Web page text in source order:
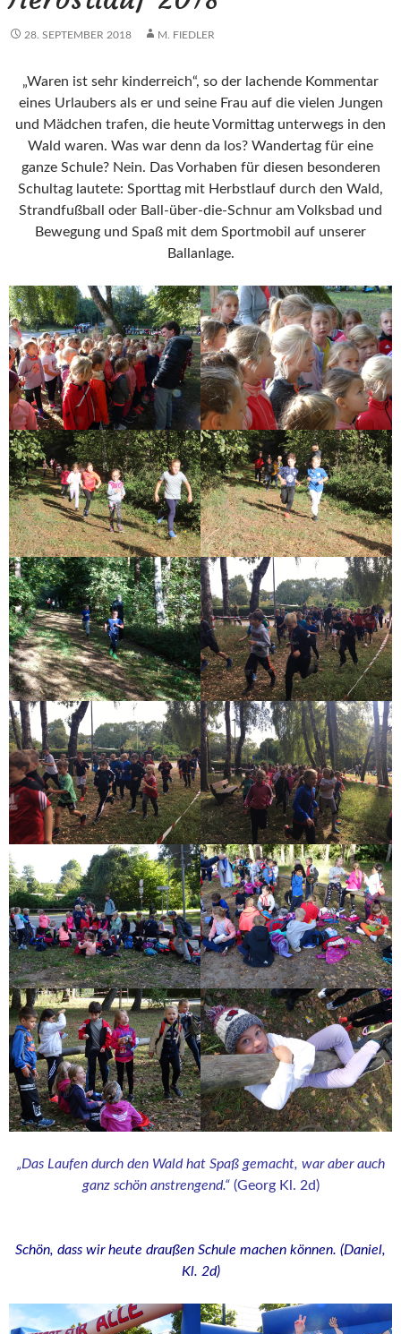
28. SEPTEMBER 2018 M. FIEDLER
„Waren ist sehr kinderreich“, so der lachende Kommentar
eines Urlaubers als er und seine Frau auf die vielen Jungen
und Mädchen trafen, die heute Vormittag unterwegs in den
Wald waren. Was war denn da los? Wandertag für eine
ganze Schule? Nein. Das Vorhaben für diesen besonderen
Schultag lautete: Sporttag mit Herbstlauf durch den Wald,
Strandfußball oder Ball-über-die-Schnur am Volksbad und
Bewegung und Spaß mit dem Sportmobil auf unserer
Ballanlage.
„Das Laufen durch den Wald hat Spaß gemacht, war aber auch
ganz schön anstrengend.“ (Georg Kl. 2d)
Schön, dass wir heute draußen Schule machen können. (Daniel,
Kl. 2d)